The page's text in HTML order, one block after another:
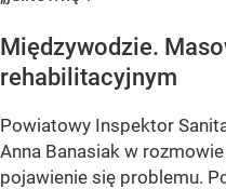
Międzywodzie.
rehabilitacyjnym
Powiatowy Inspektor
Anna Banasiak w
pojawienie się problemu.